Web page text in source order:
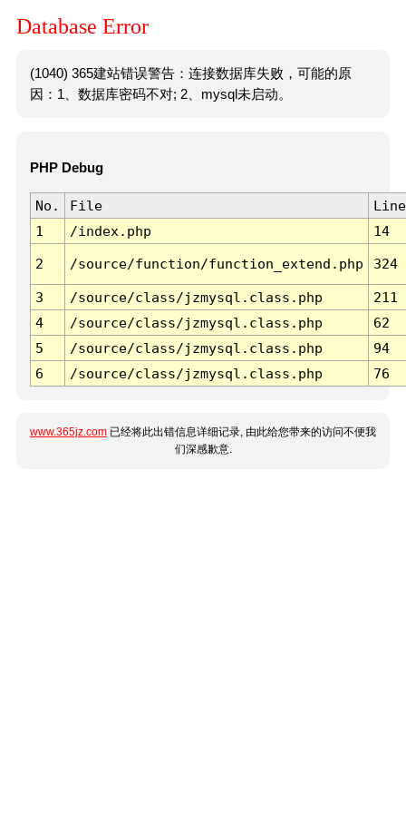
Database Error
(1040) 365建站错误警告：连接数据库失败，可能的原
因：1、数据库密码不对; 2、mysql未启动。
PHP Debug
No. File
Line
1
/index.php 14
2 /source/function/function_extend.php 324
3 /source/class/jzmysql.class.php
211
4
/source/class/jzmysql.class.php
62
5
/source/class/jzmysql.class.php
94
6
/source/class/jzmysql.class.php 76
www.365jz.com 已经将此出错信息详细记录, 由此给您带来的访问不便我
们深感歉意.